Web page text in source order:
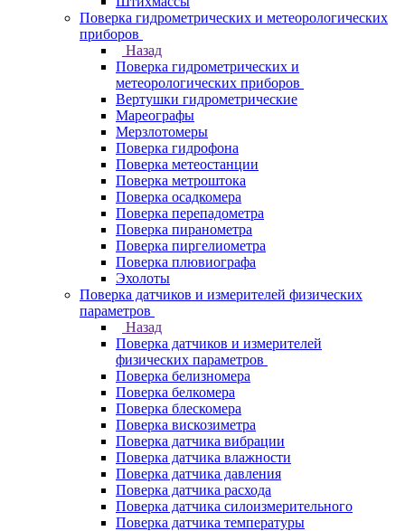
Поверка гидрометрических и метеорологических
приборов
Назад
Поверка гидрометрических и
метеорологических приборов
Вертушки гидрометрические
Мареографы
Мерзлотомеры
Поверка гидрофона
Поверка метеостанции
Поверка метроштока
Поверка осадкомера
Поверка перепадометра
Поверка пиранометра
Поверка пиргелиометра
Поверка плювиографа
Эхолоты
Поверка датчиков и измерителей физических
параметров
Назад
Поверка датчиков и измерителей
физических параметров
Поверка белизномера
Поверка белкомера
Поверка блескомера
Поверка вискозиметра
Поверка датчика вибрации
Поверка датчика влажности
Поверка датчика давления
Поверка датчика расхода
Поверка датчика силоизмерительного
Поверка датчика температуры